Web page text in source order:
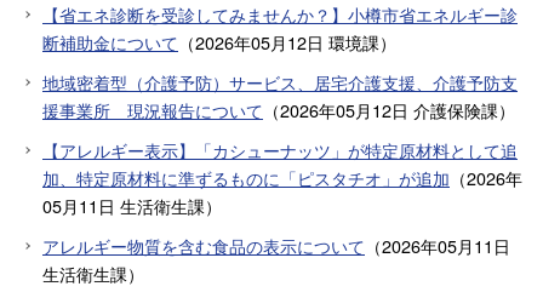
【省エネ診断を受診してみませんか？】小樽市省エネルギー診
断補助金について （2026年05月12日 環境課）
地域密着型（介護予防）サービス、居宅介護支援、介護予防支
援事業所 現況報告について （2026年05月12日 介護保険課）
【アレルギー表示】「カシューナッツ」が特定原材料として追
加、特定原材料に準ずるものに「ピスタチオ」が追加 （2026年
05月11日 生活衛生課）
アレルギー物質を含む食品の表示について （2026年05月11日
生活衛生課）